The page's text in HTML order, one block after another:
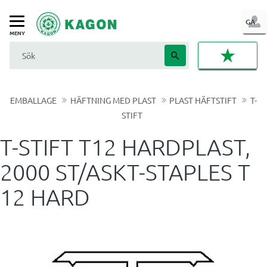
Meny
GA
IN
EMBALLAGE HÄFTNING MED PLAST PLAST HÄFTSTIFT
T-
STIFT
T-STIFT T12 HARDPLAST,
2000 ST/ASKT-STAPLES T
12 HARD